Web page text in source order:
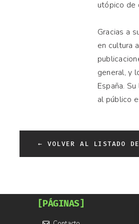
utópico de
Gracias a
en cultura
general, y
España.
al público
← VOLVER AL LISTADO
[PÁGINAS]